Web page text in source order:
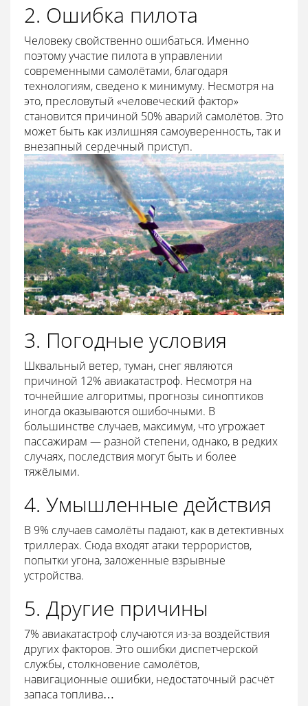
2. Ошибка пилота
Человеку свойственно ошибаться. Именно
поэтому участие пилота в управлении
современными самолётами, благодаря
технологиям, сведено к минимуму. Несмотря на
это, пресловутый «человеческий фактор»
становится причиной 50% аварий самолётов. Это
может быть как излишняя самоуверенность, так и
внезапный сердечный приступ.
3. Погодные условия
Шквальный ветер, туман, снег являются
причиной 12% авиакатастроф. Несмотря на
точнейшие алгоритмы, прогнозы синоптиков
иногда оказываются ошибочными. В
большинстве случаев, максимум, что угрожает
пассажирам — разной степени, однако, в редких
случаях, последствия могут быть и более
тяжёлыми.
4. Умышленные действия
В 9% случаев самолёты падают, как в детективных
триллерах. Сюда входят атаки террористов,
попытки угона, заложенные взрывные
устройства.
5. Другие причины
7% авиакатастроф случаются из-за воздействия
других факторов. Это ошибки диспетчерской
службы, столкновение самолётов,
навигационные ошибки, недостаточный расчёт
запаса топлива…